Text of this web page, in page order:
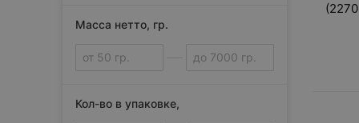
Масса нетто, гр.
Кол-во в упаковке,